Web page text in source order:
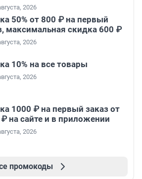
2026
50% от 800 ₽ на первый
максимальная скидка 600 ₽
2026
10% на все товары
2026
1000 ₽ на первый заказ от
на сайте и в приложении
2026
промокоды